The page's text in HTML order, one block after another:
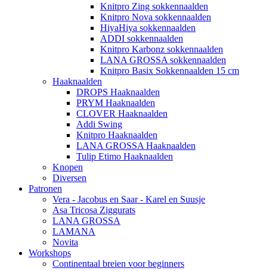
Knitpro Zing sokkennaalden
Knitpro Nova sokkennaalden
HiyaHiya sokkennaalden
ADDI sokkennaalden
Knitpro Karbonz sokkennaalden
LANA GROSSA sokkennaalden
Knitpro Basix Sokkennaalden 15 cm
Haaknaalden
DROPS Haaknaalden
PRYM Haaknaalden
CLOVER Haaknaalden
Addi Swing
Knitpro Haaknaalden
LANA GROSSA Haaknaalden
Tulip Etimo Haaknaalden
Knopen
Diversen
Patronen
Vera - Jacobus en Saar - Karel en Suusje
Asa Tricosa Ziggurats
LANA GROSSA
LAMANA
Novita
Workshops
Continentaal breien voor beginners